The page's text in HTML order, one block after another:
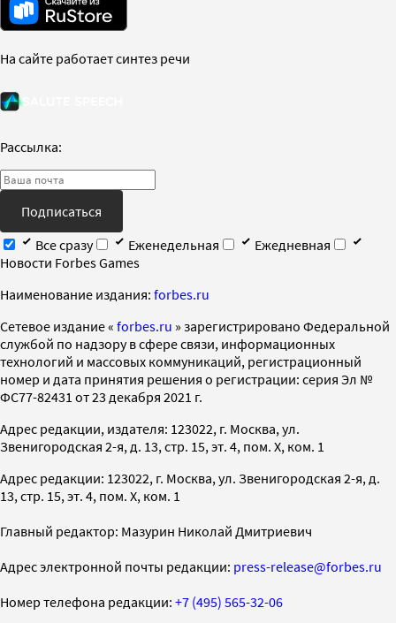
На сайте работает синтез речи
Рассылка:
Подписаться
Все сразу
Еженедельная
Ежедневная
Новости Forbes Games
Наименование издания: forbes.ru
Cетевое издание « forbes.ru » зарегистрировано Федеральной
службой по надзору в сфере связи, информационных
технологий и массовых коммуникаций, регистрационный
номер и дата принятия решения о регистрации: серия Эл №
ФС77-82431 от 23 декабря 2021 г.
Адрес редакции, издателя: 123022, г. Москва, ул.
Звенигородская 2-я, д. 13, стр. 15, эт. 4, пом. X, ком. 1
Адрес редакции: 123022, г. Москва, ул. Звенигородская 2-я, д.
13, стр. 15, эт. 4, пом. X, ком. 1
Главный редактор: Мазурин Николай Дмитриевич
Адрес электронной почты редакции: press-release@forbes.ru
Номер телефона редакции: +7 (495) 565-32-06